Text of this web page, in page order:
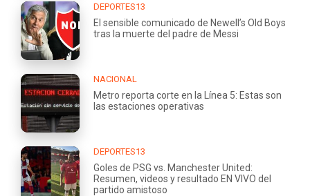
DEPORTES13
El sensible comunicado de Newell’s Old Boys
tras la muerte del padre de Messi
NACIONAL
Metro reporta corte en la Línea 5: Estas son
las estaciones operativas
DEPORTES13
Goles de PSG vs. Manchester United:
Resumen, videos y resultado EN VIVO del
partido amistoso